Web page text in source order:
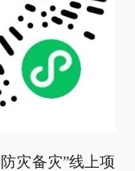
灾备灾”线上项